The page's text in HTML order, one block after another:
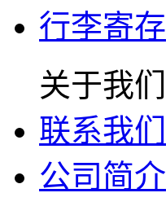
行李寄存
关于我们
联系我们
公司简介